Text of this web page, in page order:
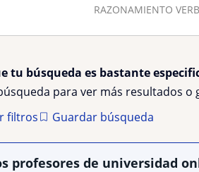
RAZONAMIENTO
tu búsqueda es bastante
para ver más resultados
filtros
Guardar búsqueda
profesores de universidad